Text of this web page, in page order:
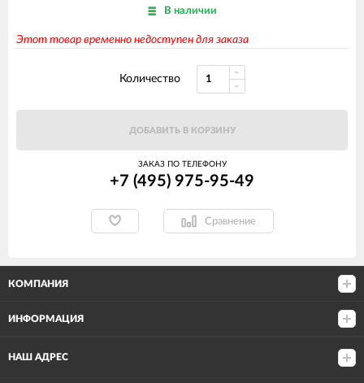
В наличии
Этот товар временно недоступен для заказа
Количество
ДОБАВИТЬ В КОРЗИНУ
ЗАКАЗ ПО ТЕЛЕФОНУ
+7 (495) 975-95-49
Сравнение
КОМПАНИЯ
ИНФОРМАЦИЯ
НАШ АДРЕС